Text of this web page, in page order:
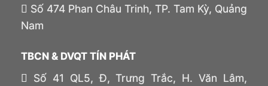
Số 474 Phan Châu Trinh, TP. Tam Kỳ, Quảng
Nam
TBCN & DVQT TÍN PHÁT
Số 41 QL5, Đ, Trưng Trắc, H. Văn Lâm,